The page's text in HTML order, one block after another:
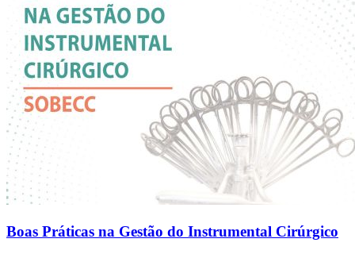
Boas Práticas na Gestão do Instrumental Cirúrgico